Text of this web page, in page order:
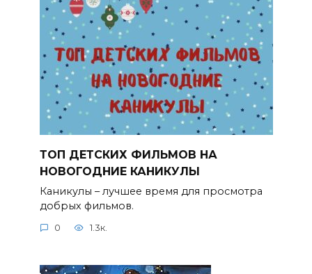
ТОП ДЕТСКИХ ФИЛЬМОВ НА
НОВОГОДНИЕ КАНИКУЛЫ
Каникулы – лучшее время для просмотра
добрых фильмов.
0 1.3к.